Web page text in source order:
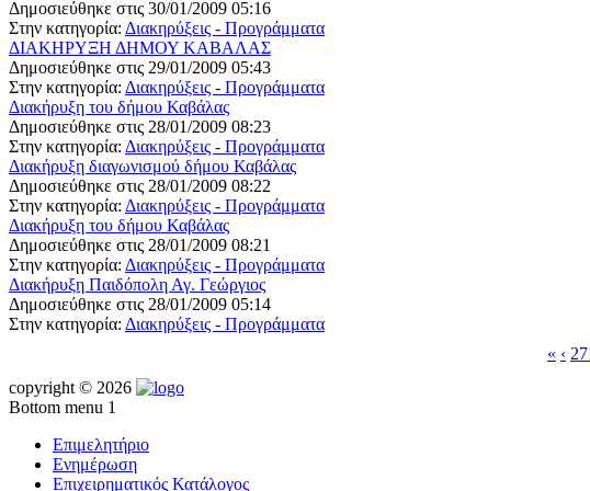
Δημοσιεύθηκε στις 30/01/2009 05:16
Στην κατηγορία: Διακηρύξεις - Προγράμματα
ΔΙΑΚΗΡΥΞΗ ΔΗΜΟΥ ΚΑΒΑΛΑΣ
Δημοσιεύθηκε στις 29/01/2009 05:43
Στην κατηγορία: Διακηρύξεις - Προγράμματα
Διακήρυξη του δήμου Καβάλας
Δημοσιεύθηκε στις 28/01/2009 08:23
Στην κατηγορία: Διακηρύξεις - Προγράμματα
Διακήρυξη διαγωνισμού δήμου Καβάλας
Δημοσιεύθηκε στις 28/01/2009 08:22
Στην κατηγορία: Διακηρύξεις - Προγράμματα
Διακήρυξη του δήμου Καβάλας
Δημοσιεύθηκε στις 28/01/2009 08:21
Στην κατηγορία: Διακηρύξεις - Προγράμματα
Διακήρυξη Παιδόπολη Αγ. Γεώργιος
Δημοσιεύθηκε στις 28/01/2009 05:14
Στην κατηγορία: Διακηρύξεις - Προγράμματα
« ‹
copyright © 2026
Bottom menu 1
Επιμελητήριο
Ενημέρωση
Επιχειρηματικός Κατάλογος